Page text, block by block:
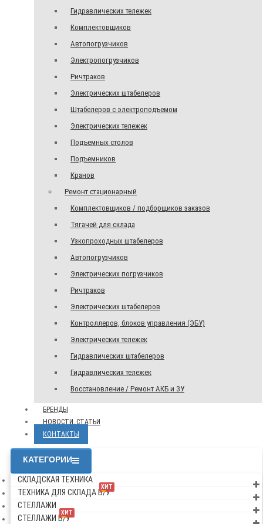
Гидравлических тележек
Комплектовщиков
Автопогрузчиков
Электропогрузчиков
Ричтраков
Электрических штабелеров
Штабелеров с электроподъемом
Электрических тележек
Подъемных столов
Подъемников
Кранов
Ремонт стационарный
Комплектовщиков / подборщиков заказов
Тягачей для склада
Узкопроходных штабелеров
Автопогрузчиков
Электрических погрузчиков
Ричтраков
Электрических штабелеров
Контроллеров, блоков управления (ЭБУ)
Электрических тележек
Гидравлических штабелеров
Гидравлических тележек
Восстановление / Ремонт АКБ и ЗУ
БРЕНДЫ
НОВОСТИ, СТАТЬИ
КОНТАКТЫ
КАТЕГОРИИ
СКЛАДСКАЯ ТЕХНИКА
ХИТ
ТЕХНИКА ДЛЯ СКЛАДА Б/У
СТЕЛЛАЖИ
ХИТ
СТЕЛЛАЖИ Б/У